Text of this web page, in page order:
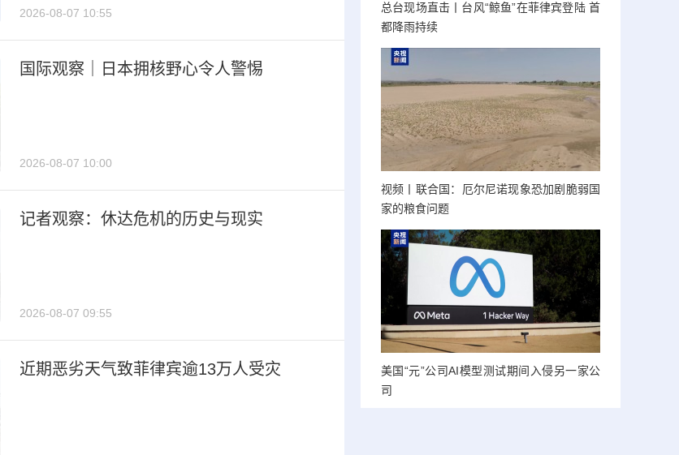
2026-08-07 10:55
国际观察｜日本拥核野心令人警惕
2026-08-07 10:00
记者观察：休达危机的历史与现实
2026-08-07 09:55
近期恶劣天气致菲律宾逾13万人受灾
总台现场直击丨台风“鲸鱼”在菲律宾登陆 首
都降雨持续
视频丨联合国：厄尔尼诺现象恐加剧脆弱国
家的粮食问题
美国“元”公司AI模型测试期间入侵另一家公
司